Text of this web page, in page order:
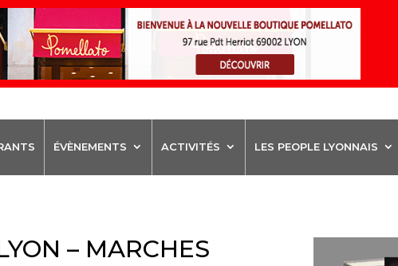
ÉVÈNEMENTS ACTIVITÉS LES PEOPLE LYONNAIS
– MARCHES